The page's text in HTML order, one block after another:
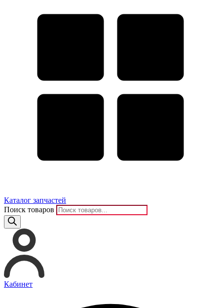
Каталог запчастей
Поиск товаров
Кабинет